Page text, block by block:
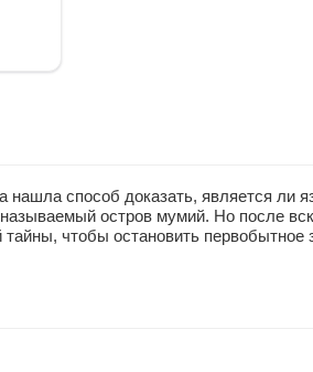
способ доказать, является
остров мумий. Но после
чтобы остановить первобытное